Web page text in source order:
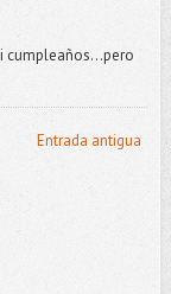
cumpleaños...pero
Entrada antigua